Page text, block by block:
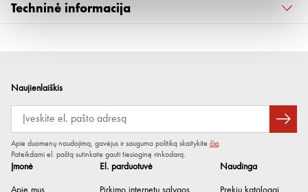
Techninė informacija
Išorės skersmuo
Spalva Balta RAL 9010
Įmonė
Apie mus
El. parduotuvė
Pirkimo internetu sąlygos
Naudinga
Prekių katalogai
Naujienlaiškis
Apie duomenų naudojimą, gavėjus ir saugumo politiką skaitykite čia.
Pateikdami el. paštą sutinkate gauti tiesioginę rinkodarą.